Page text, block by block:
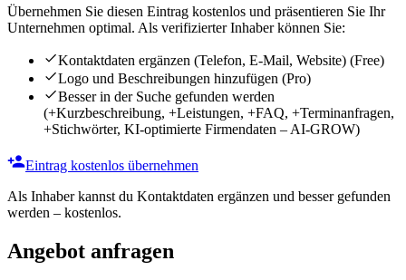
Übernehmen Sie diesen Eintrag kostenlos und präsentieren Sie Ihr
Unternehmen optimal. Als verifizierter Inhaber können Sie:
Kontaktdaten ergänzen (Telefon, E-Mail, Website) (Free)
Logo und Beschreibungen hinzufügen (Pro)
Besser in der Suche gefunden werden
(+Kurzbeschreibung, +Leistungen, +FAQ, +Terminanfragen,
+Stichwörter, KI-optimierte Firmendaten – AI-GROW)
Eintrag kostenlos übernehmen
Als Inhaber kannst du Kontaktdaten ergänzen und besser gefunden
werden – kostenlos.
Angebot anfragen